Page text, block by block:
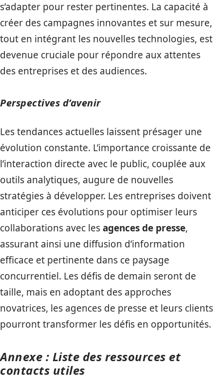
s’adapter pour rester pertinentes. La capacité à
créer des campagnes innovantes et sur mesure,
tout en intégrant les nouvelles technologies, est
devenue cruciale pour répondre aux attentes
des entreprises et des audiences.
Perspectives d’avenir
Les tendances actuelles laissent présager une
évolution constante. L’importance croissante de
l’interaction directe avec le public, couplée aux
outils analytiques, augure de nouvelles
stratégies à développer. Les entreprises doivent
anticiper ces évolutions pour optimiser leurs
collaborations avec lesagences de presse,
assurant ainsi une diffusion d’information
efficace et pertinente dans ce paysage
concurrentiel. Les défis de demain seront de
taille, mais en adoptant des approches
novatrices, les agences de presse et leurs clients
pourront transformer les défis en opportunités.
Annexe : Liste des ressources et
contacts utiles